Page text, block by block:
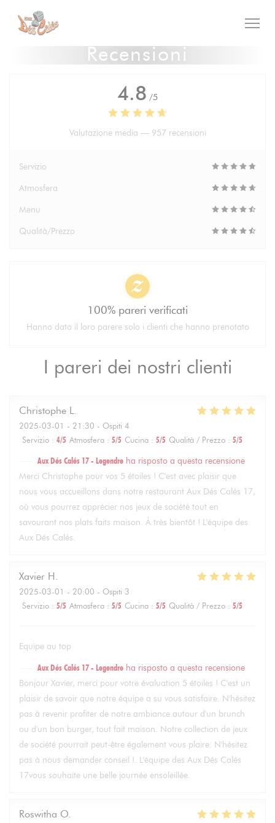
Personalizzazione delle tue scelte sui cookie
Recensioni
I pareri dei nostri clienti
Christophe L
2025-03-01 - 21:30 - Ospiti 4
Servizio : 4/5 Atmosfera : 5/5 Cucina : 5/5 Qualità / Prezzo : 5/5
Aux Dés Calés 17 - Legendre ha risposto a questa recensione
Merci Christophe pour vos 5 étoiles ! C'est avec plaisir que
nous vous accueillons dans notre restaurant Aux Dés Calés 17,
où vous pourrez apprécier nos jeux de société tout en
savourant nos plats faits maison. À très bientôt ! L'équipe des
Aux Dés Calés.
Xavier H
2025-03-01 - 20:00 - Ospiti 3
Servizio : 5/5 Atmosfera : 5/5 Cucina : 5/5 Qualità / Prezzo : 5/5
Equipe au top
Aux Dés Calés 17 - Legendre ha risposto a questa recensione
Bonjour Xavier, merci pour votre évaluation 5 étoiles ! C'est un
plaisir de savoir que notre équipe a su vous satisfaire. N'hésitez
pas à revenir profiter de notre ambiance autour d'un brunch
ou d'un bon burger, tout fait maison. Notre collection de jeux
de société pourrait peut-être également vous plaire. N'hésitez
pas à nous demander conseil !. L'équipe des Aux Dés Calés
17vous souhaite une belle journée ensoleillée.
Roswitha O
4.8 /5
Valutazione media — 957 recensioni
Servizio
Atmosfera
Menu
Qualità/Prezzo
100% pareri verificati
Hanno dato il loro parere solo i clienti che hanno prenotato